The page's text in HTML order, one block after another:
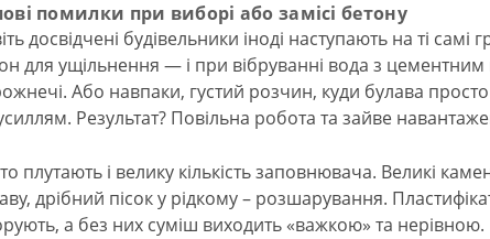
помилки при виборі або замісі бетону
досвідчені будівельники іноді наступають на ті
для ущільнення — і при вібруванні вода з
Або навпаки, густий розчин, куди булава
Результат? Повільна робота та зайве
плутають і велику кількість заповнювача. Великі
дрібний пісок у рідкому – розшарування.
а без них суміш виходить «важкою» та нерівною.